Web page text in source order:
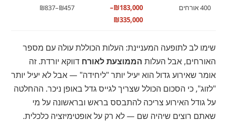
400 אורחים
₪183,000–
₪335,000
₪457–₪837
שימו לב לתופעה המעניינת: העלות הכוללת עולה עם מספר
האורחים, אבל העלותהממוצעת לאורחדווקא יורדת. זה
אומר שאירוע גדול הוא יעיל יותר "ליחידה" — אבל לא יעיל יותר
"לזוג", כי הסכום הכולל שצריך לגייס גדל באופן ניכר. ההחלטה
על גודל האירוע צריכה להתבסס בראש ובראשונה על מי
שאתם רוצים שיהיה שם — לא רק על אופטימיזציה כלכלית.